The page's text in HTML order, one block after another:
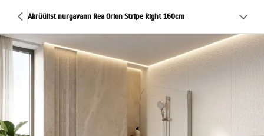
Akrüülist nurgavann Rea Orion Stripe Right 160cm